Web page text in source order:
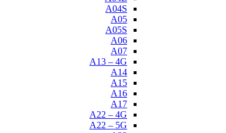
A04S
A05
A05S
A06
A07
A13 – 4G
A14
A15
A16
A17
A22 – 4G
A22 – 5G